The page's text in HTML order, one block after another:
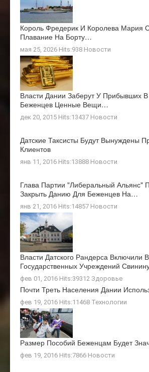
Король Фредерик И Королева Мария
Плавание На Борту…
мая 25, 2026 Hits:938 Новости
Власти Дании Заберут У Прибывших
Беженцев Ценные Вещи…
дек 20, 2015 Hits:13437 Новости
Датские Таксисты Будут Вынуждены
Клиентов
янв 11, 2016 Hits:13888 Новости
Глава Партии "Либеральный Альянс"
Закрыть Данию Для Беженцев На…
янв 21, 2016 Hits:14857 Новости
Власти Датского Рандерса Включили
Государственных Учреждений
фев 01, 2016 Hits:39312 Здоровье
Почти Треть Населения Дании
фев 19, 2016 Hits:11468 Технологии
Размер Пособий Беженцам Будет
фев 19, 2016 Hits:7866 Новости